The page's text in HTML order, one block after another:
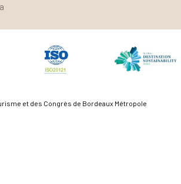
et des Congrès de Bordeaux Métropole